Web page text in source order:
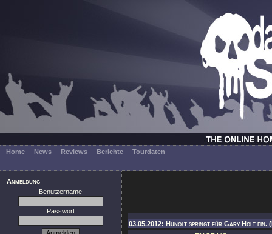
Home News Reviews Berichte Tourdaten
Anmeldung
Benutzername
Passwort
03.05.2012: Hunolt springt für Gary Holt ein.